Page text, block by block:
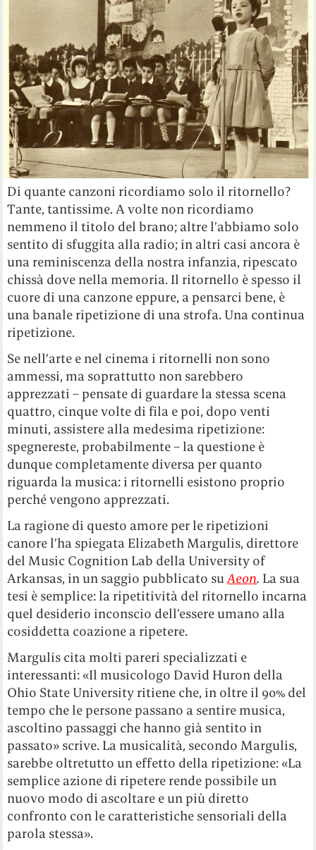
Di quante canzoni ricordiamo solo il ritornello?
Tante, tantissime. A volte non ricordiamo
nemmeno il titolo del brano; altre l’abbiamo solo
sentito di sfuggita alla radio; in altri casi ancora è
una reminiscenza della nostra infanzia, ripescato
chissà dove nella memoria. Il ritornello è spesso il
cuore di una canzone eppure, a pensarci bene, è
una banale ripetizione di una strofa. Una continua
ripetizione.
Se nell’arte e nel cinema i ritornelli non sono
ammessi, ma soprattutto non sarebbero
apprezzati – pensate di guardare la stessa scena
quattro, cinque volte di fila e poi, dopo venti
minuti, assistere alla medesima ripetizione:
spegnereste, probabilmente – la questione è
dunque completamente diversa per quanto
riguarda la musica: i ritornelli esistono proprio
perché vengono apprezzati.
La ragione di questo amore per le ripetizioni
canore l’ha spiegata Elizabeth Margulis, direttore
del Music Cognition Lab della University of
Arkansas, in un saggio pubblicato suAeon. La sua
tesi è semplice: la ripetitività del ritornello incarna
quel desiderio inconscio dell’essere umano alla
cosiddetta coazione a ripetere.
Margulis cita molti pareri specializzati e
interessanti: «Il musicologo David Huron della
Ohio State University ritiene che, in oltre il 90% del
tempo che le persone passano a sentire musica,
ascoltino passaggi che hanno già sentito in
passato» scrive. La musicalità, secondo Margulis,
sarebbe oltretutto un effetto della ripetizione: «La
semplice azione di ripetere rende possibile un
nuovo modo di ascoltare e un più diretto
confronto con le caratteristiche sensoriali della
parola stessa».